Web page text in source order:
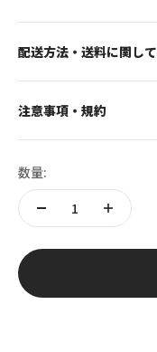
配送方法・送料に関して
注意事項・規約
数量: